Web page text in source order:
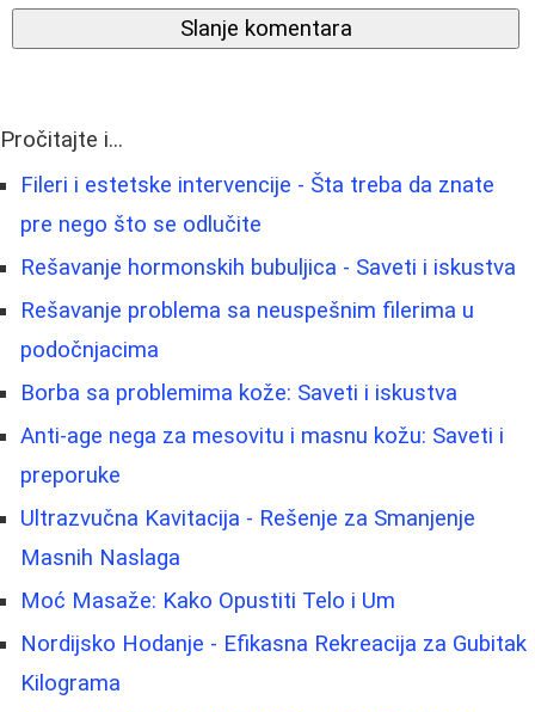
Slanje komentara
Pročitajte i...
Fileri i estetske intervencije - Šta treba da znate
pre nego što se odlučite
Rešavanje hormonskih bubuljica - Saveti i iskustva
Rešavanje problema sa neuspešnim filerima u
podočnjacima
Borba sa problemima kože: Saveti i iskustva
Anti-age nega za mesovitu i masnu kožu: Saveti i
preporuke
Ultrazvučna Kavitacija - Rešenje za Smanjenje
Masnih Naslaga
Moć Masaže: Kako Opustiti Telo i Um
Nordijsko Hodanje - Efikasna Rekreacija za Gubitak
Kilograma